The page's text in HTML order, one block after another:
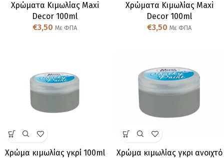
Χρώματα Κιμωλίας Maxi
Decor 100ml
€3,50 Με ΦΠΑ
Χρώματα Κιμωλίας Maxi
Decor 100ml
€3,50 Με ΦΠΑ
Χρώμα κιμωλίας γκρί 100ml
Χρώμα κιμωλίας γκρι ανοιχτό